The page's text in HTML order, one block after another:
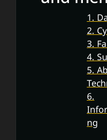
1.
2.
3.
4.
5.
6.
ng